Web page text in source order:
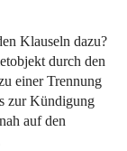
Klauseln dazu?
durch den
einer Trennung
zur Kündigung
auf den